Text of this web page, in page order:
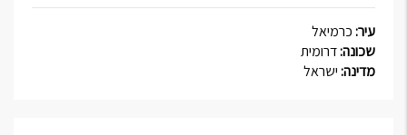
עיר:כרמיאל
שכונה:דרומית
מדינה:ישראל